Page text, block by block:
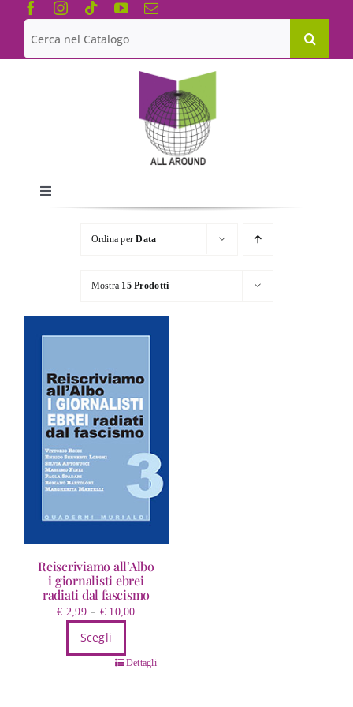
Salta
contenuto
Cerca
per:
Toggle
Navigation
Chi siamo
Le Collane
Catalogo
Ordina perData
Mostra 15 Prodotti
Reiscriviamo all’Albo
i giornalisti ebrei
radiati dal fascismo
€ 2,99 - € 10,00Fascia
da
Scegli
Dettagli